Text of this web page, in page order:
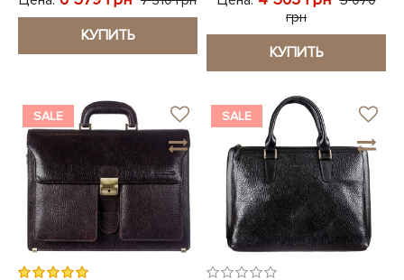
КУПИТЬ
грн
КУПИТЬ
SALE SALE